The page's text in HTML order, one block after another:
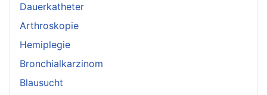
Dauerkatheter
Arthroskopie
Hemiplegie
Bronchialkarzinom
Blausucht